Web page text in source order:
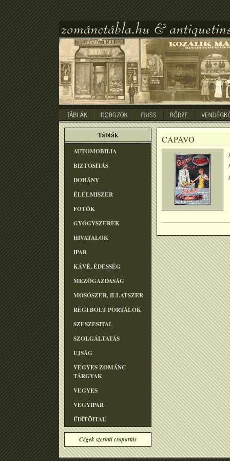
Táblák
AUTOMOBILIA
BIZTOSÍTÁS
DOHÁNY
ÉLELMISZER
FOTÓK
GYÓGYSZEREK
HIVATALOK
IPAR
KÁVÉ, ÉDESSÉG
MEZÕGAZDASÁG
MOSÓSZER, ILLATSZER
RÉGI BOLT PORTÁLOK
SZESZESITAL
SZOLGÁLTATÁS
ÚJSÁG
VEGYES ZOMÁNC
TÁRGYAK
VEGYES
VEGYIPAR
ÜDÍTÕITAL
Cégek szerinti csoportás
CAPAVO